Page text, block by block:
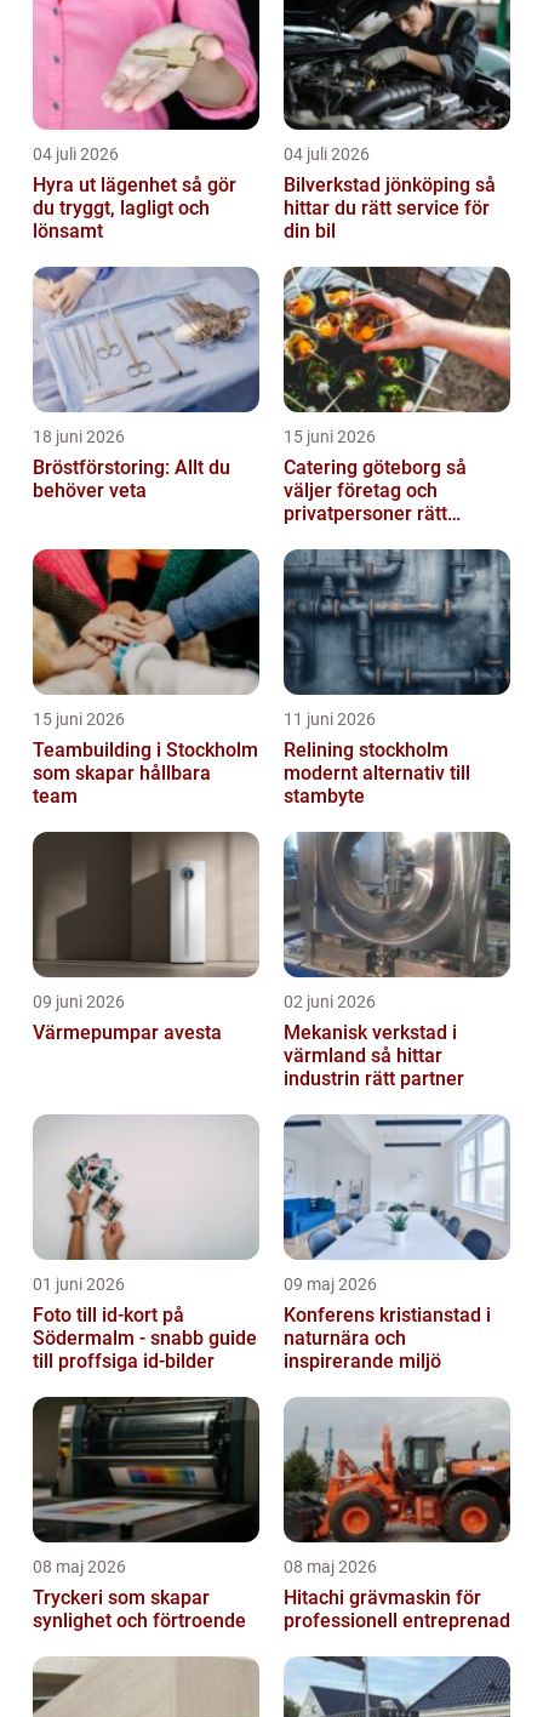
04 juli 2026
Hyra ut lägenhet så gör
du tryggt, lagligt och
lönsamt
04 juli 2026
Bilverkstad jönköping så
hittar du rätt service för
din bil
18 juni 2026
Bröstförstoring: Allt du
behöver veta
15 juni 2026
Catering göteborg så
väljer företag och
privatpersoner rätt
15 juni 2026
Teambuilding i Stockholm
som skapar hållbara
team
11 juni 2026
Relining stockholm
modernt alternativ till
stambyte
09 juni 2026
Värmepumpar avesta
02 juni 2026
Mekanisk verkstad i
värmland så hittar
industrin rätt partner
01 juni 2026
Foto till id-kort på
Södermalm - snabb guide
till proffsiga id-bilder
09 maj 2026
Konferens kristianstad i
naturnära och
inspirerande miljö
08 maj 2026
Tryckeri som skapar
synlighet och förtroende
08 maj 2026
Hitachi grävmaskin för
professionell entreprenad